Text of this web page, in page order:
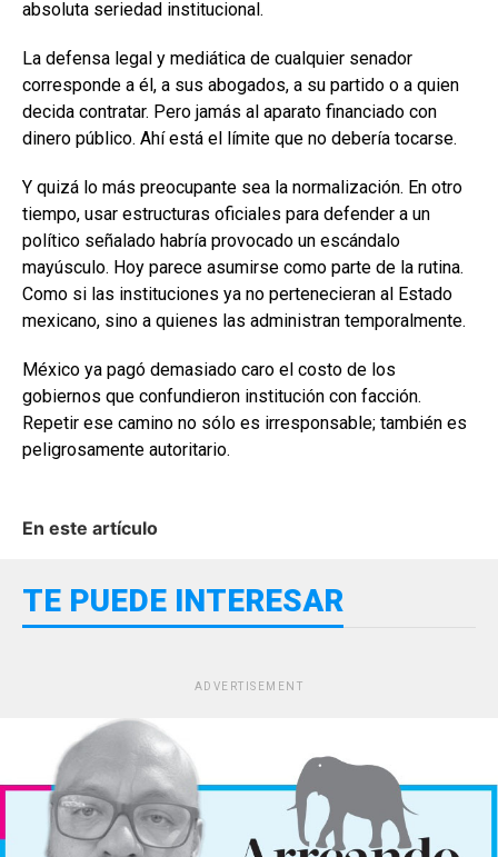
absoluta seriedad institucional.
La defensa legal y mediática de cualquier senador
corresponde a él, a sus abogados, a su partido o a quien
decida contratar. Pero jamás al aparato financiado con
dinero público. Ahí está el límite que no debería tocarse.
Y quizá lo más preocupante sea la normalización. En otro
tiempo, usar estructuras oficiales para defender a un
político señalado habría provocado un escándalo
mayúsculo. Hoy parece asumirse como parte de la rutina.
Como si las instituciones ya no pertenecieran al Estado
mexicano, sino a quienes las administran temporalmente.
México ya pagó demasiado caro el costo de los
gobiernos que confundieron institución con facción.
Repetir ese camino no sólo es irresponsable; también es
peligrosamente autoritario.
En este artículo
TE PUEDE INTERESAR
ADVERTISEMENT